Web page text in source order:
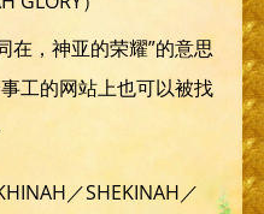
在，神亚的荣耀”的意思
工的网站上也可以被找